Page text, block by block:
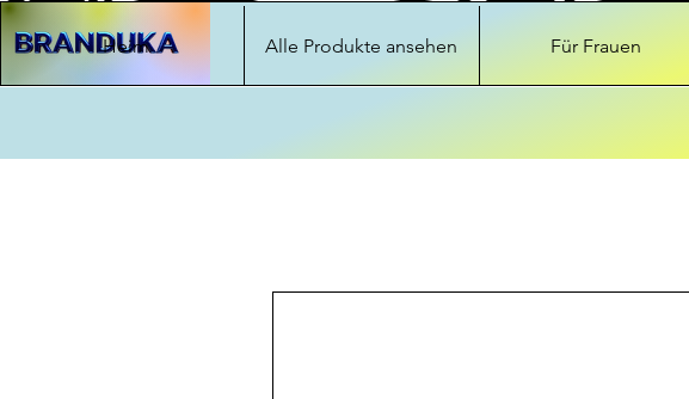
Heim Alle Produkte ansehen Für Frauen